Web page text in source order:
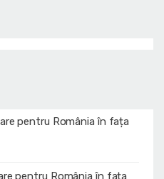
pentru România în fața
pentru România în fața